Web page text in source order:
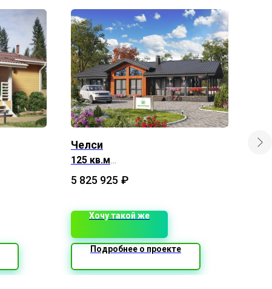
Челси
125 кв.м
5 825 925 ₽
Хочу такой же
Подробнее о проекте